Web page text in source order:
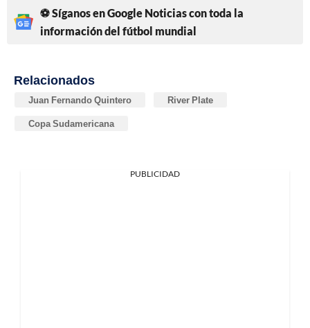
⚽ Síganos en Google Noticias con toda la
información del fútbol mundial
Relacionados
Juan Fernando Quintero River Plate
Copa Sudamericana
PUBLICIDAD